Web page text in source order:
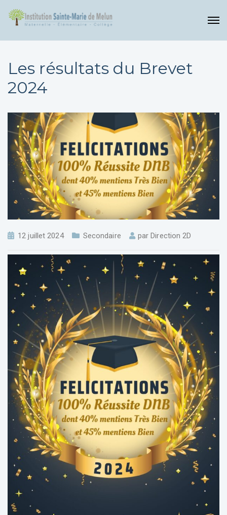
Les résultats du Brevet
2024
12 juillet 2024 Secondaire parDirection 2D